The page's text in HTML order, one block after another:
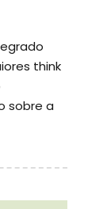
think
sobre a